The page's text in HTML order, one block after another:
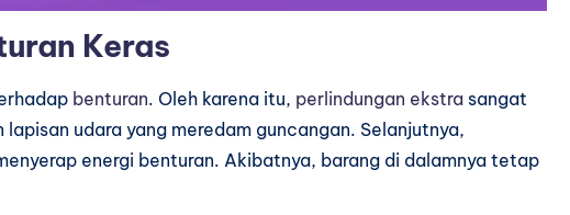
Keras
benturan. Oleh karena itu, perlindungan ekstra sangat
udara yang meredam guncangan. Selanjutnya,
energi benturan. Akibatnya, barang di dalamnya tetap